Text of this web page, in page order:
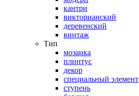
кантри
викторианский
деревенский
винтаж
Тип
мозаика
плинтус
декор
специальный элемент
ступень